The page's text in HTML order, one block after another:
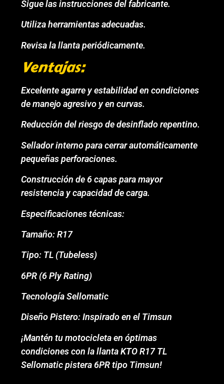
Sigue las instrucciones del fabricante.
Utiliza herramientas adecuadas.
Revisa la llanta periódicamente.
Ventajas:
Excelente agarre y estabilidad en condiciones
de manejo agresivo y en curvas.
Reducción del riesgo de desinflado repentino.
Sellador interno para cerrar automáticamente
pequeñas perforaciones.
Construcción de 6 capas para mayor
resistencia y capacidad de carga.
Especificaciones técnicas:
Tamaño: R17
Tipo: TL (Tubeless)
6PR (6 Ply Rating)
Tecnología Sellomatic
Diseño Pistero: Inspirado en el Timsun
¡Mantén tu motocicleta en óptimas
condiciones con la llanta KTO R17 TL
Sellomatic pistera 6PR tipo Timsun!